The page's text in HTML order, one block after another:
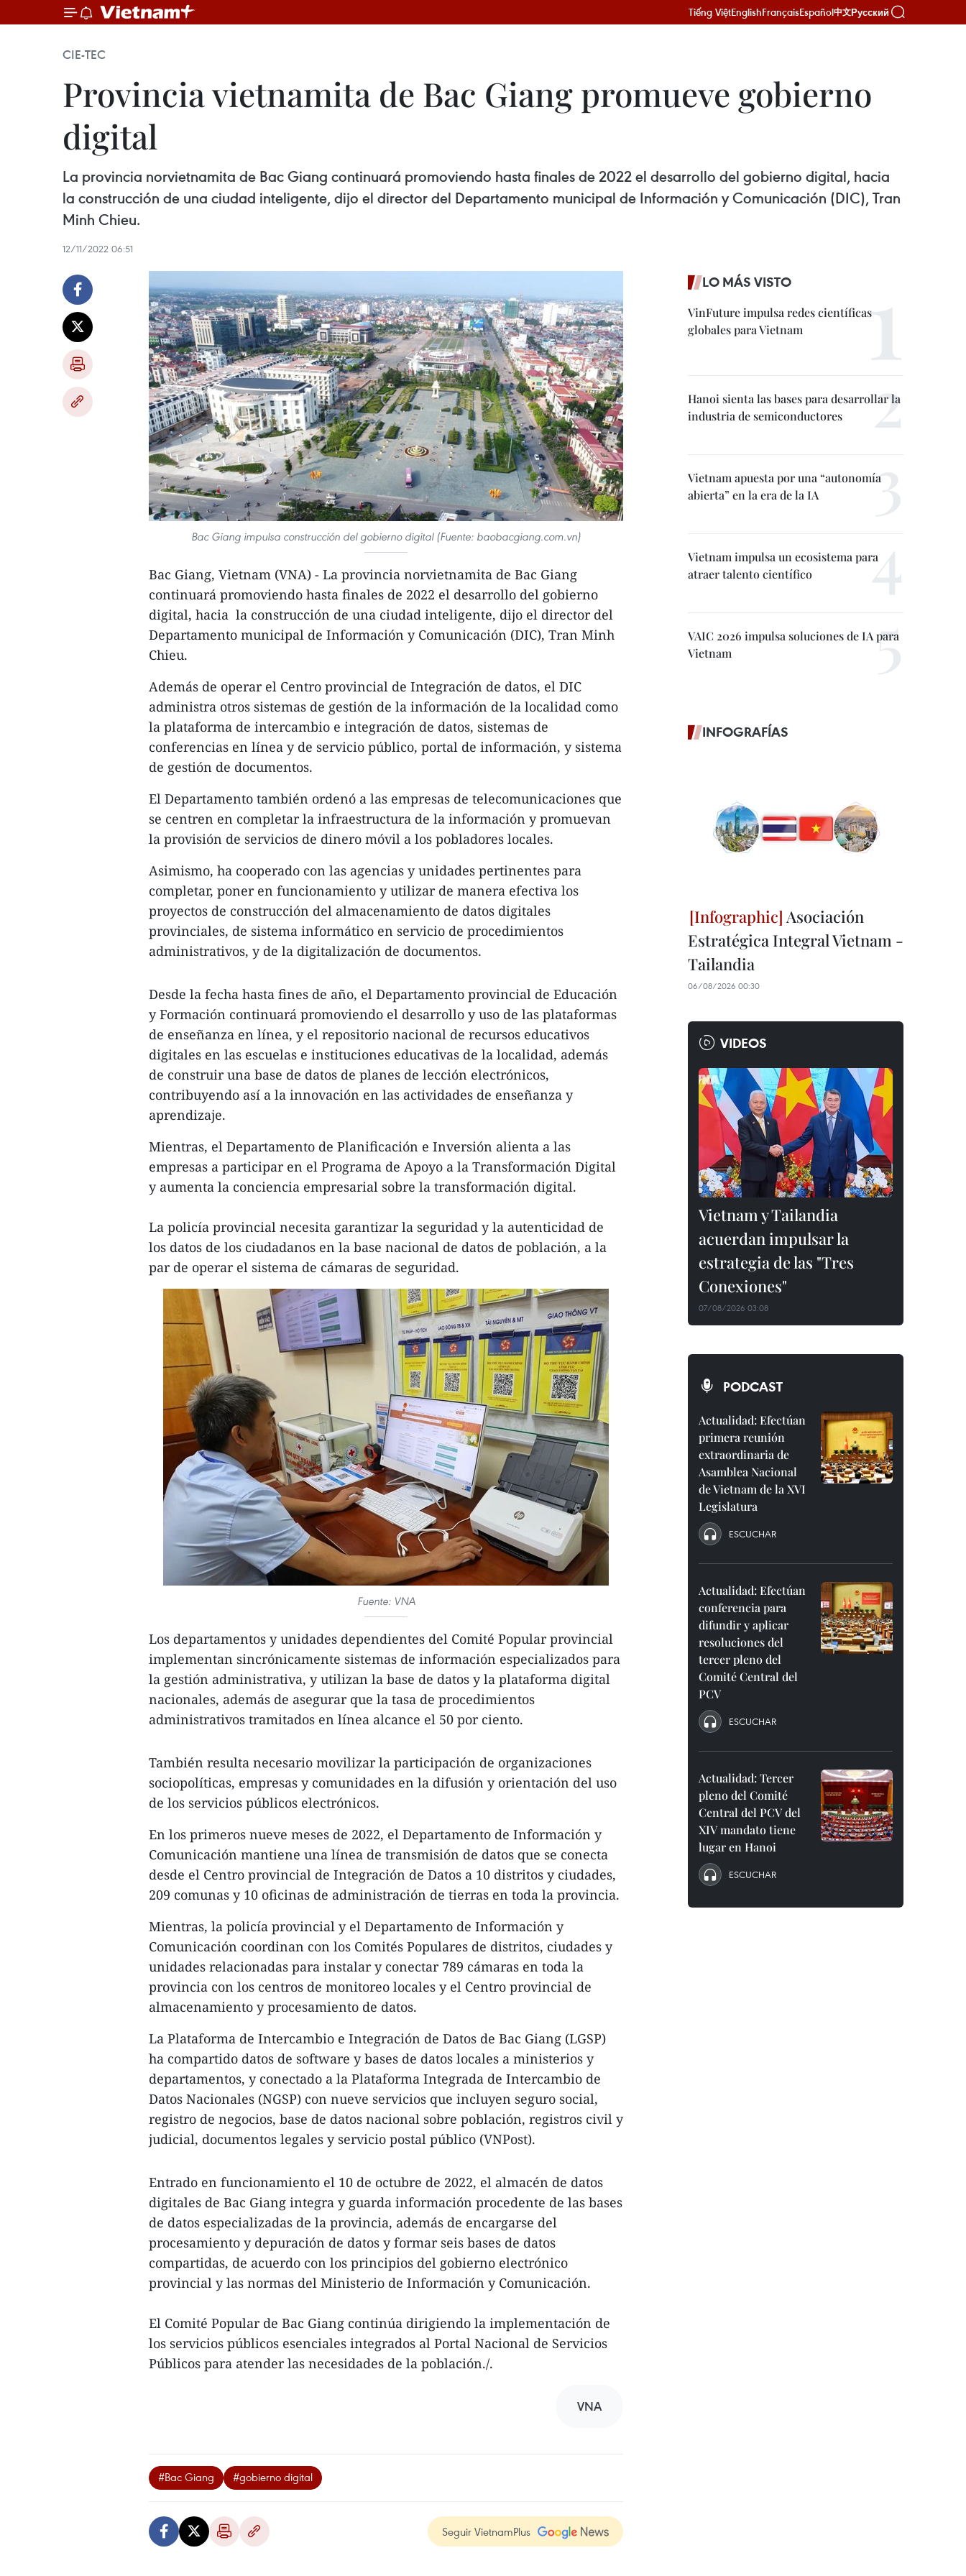
Tiếng ViệtEnglishFrançaisEspañol中文Русский
CIE-TEC
Provincia vietnamita de Bac Giang promueve gobierno
digital
La provincia norvietnamita de Bac Giang continuará promoviendo hasta finales de 2022 el desarrollo del gobierno digital, hacia
la construcción de una ciudad inteligente, dijo el director del Departamento municipal de Información y Comunicación (DIC), Tran
Minh Chieu.
12/11/2022 06:51
Bac Giang impulsa construcción del gobierno digital (Fuente: baobacgiang.com.vn)
Bac Giang, Vietnam (VNA) - La provincia norvietnamita de Bac Giang
continuará promoviendo hasta finales de 2022 el desarrollo del gobierno
digital, hacia la construcción de una ciudad inteligente, dijo el director del
Departamento municipal de Información y Comunicación (DIC), Tran Minh
Chieu.
Además de operar el Centro provincial de Integración de datos, el DIC
administra otros sistemas de gestión de la información de la localidad como
la plataforma de intercambio e integración de datos, sistemas de
conferencias en línea y de servicio público, portal de información, y sistema
de gestión de documentos.
El Departamento también ordenó a las empresas de telecomunicaciones que
se centren en completar la infraestructura de la información y promuevan
la provisión de servicios de dinero móvil a los pobladores locales.
Asimismo, ha cooperado con las agencias y unidades pertinentes para
completar, poner en funcionamiento y utilizar de manera efectiva los
proyectos de construcción del almacenamiento de datos digitales
provinciales, de sistema informático en servicio de procedimientos
administrativos, y de la digitalización de documentos.
Desde la fecha hasta fines de año, el Departamento provincial de Educación
y Formación continuará promoviendo el desarrollo y uso de las plataformas
de enseñanza en línea, y el repositorio nacional de recursos educativos
digitales en las escuelas e instituciones educativas de la localidad, además
de construir una base de datos de planes de lección electrónicos,
contribuyendo así a la innovación en las actividades de enseñanza y
aprendizaje.
Mientras, el Departamento de Planificación e Inversión alienta a las
empresas a participar en el Programa de Apoyo a la Transformación Digital
y aumenta la conciencia empresarial sobre la transformación digital.
La policía provincial necesita garantizar la seguridad y la autenticidad de
los datos de los ciudadanos en la base nacional de datos de población, a la
par de operar el sistema de cámaras de seguridad.
Fuente: VNA
Los departamentos y unidades dependientes del Comité Popular provincial
implementan sincrónicamente sistemas de información especializados para
la gestión administrativa, y utilizan la base de datos y la plataforma digital
nacionales, además de asegurar que la tasa de procedimientos
administrativos tramitados en línea alcance el 50 por ciento.
También resulta necesario movilizar la participación de organizaciones
sociopolíticas, empresas y comunidades en la difusión y orientación del uso
de los servicios públicos electrónicos.
En los primeros nueve meses de 2022, el Departamento de Información y
Comunicación mantiene una línea de transmisión de datos que se conecta
desde el Centro provincial de Integración de Datos a 10 distritos y ciudades,
209 comunas y 10 oficinas de administración de tierras en toda la provincia.
Mientras, la policía provincial y el Departamento de Información y
Comunicación coordinan con los Comités Populares de distritos, ciudades y
unidades relacionadas para instalar y conectar 789 cámaras en toda la
provincia con los centros de monitoreo locales y el Centro provincial de
almacenamiento y procesamiento de datos.
La Plataforma de Intercambio e Integración de Datos de Bac Giang (LGSP)
ha compartido datos de software y bases de datos locales a ministerios y
departamentos, y conectado a la Plataforma Integrada de Intercambio de
Datos Nacionales (NGSP) con nueve servicios que incluyen seguro social,
registro de negocios, base de datos nacional sobre población, registros civil y
judicial, documentos legales y servicio postal público (VNPost).
Entrado en funcionamiento el 10 de octubre de 2022, el almacén de datos
digitales de Bac Giang integra y guarda información procedente de las bases
de datos especializadas de la provincia, además de encargarse del
procesamiento y depuración de datos y formar seis bases de datos
compartidas, de acuerdo con los principios del gobierno electrónico
provincial y las normas del Ministerio de Información y Comunicación.
El Comité Popular de Bac Giang continúa dirigiendo la implementación de
los servicios públicos esenciales integrados al Portal Nacional de Servicios
Públicos para atender las necesidades de la población./.
VNA
#Bac Giang #gobierno digital
Seguir VietnamPlus
LO MÁS VISTO
VinFuture impulsa redes científicas
globales para Vietnam
Hanoi sienta las bases para desarrollar la
industria de semiconductores
Vietnam apuesta por una “autonomía
abierta” en la era de la IA
Vietnam impulsa un ecosistema para
atraer talento científico
VAIC 2026 impulsa soluciones de IA para
Vietnam
INFOGRAFÍAS
Asociación
Estratégica Integral Vietnam -
Tailandia
06/08/2026 00:30
VIDEOS
Vietnam y Tailandia
acuerdan impulsar la
estrategia de las "Tres
Conexiones"
07/08/2026 03:08
PODCAST
Actualidad: Efectúan
primera reunión
extraordinaria de
Asamblea Nacional
de Vietnam de la XVI
Legislatura
ESCUCHAR
Actualidad: Efectúan
conferencia para
difundir y aplicar
resoluciones del
tercer pleno del
Comité Central del
PCV
ESCUCHAR
Actualidad: Tercer
pleno del Comité
Central del PCV del
XIV mandato tiene
lugar en Hanoi
ESCUCHAR